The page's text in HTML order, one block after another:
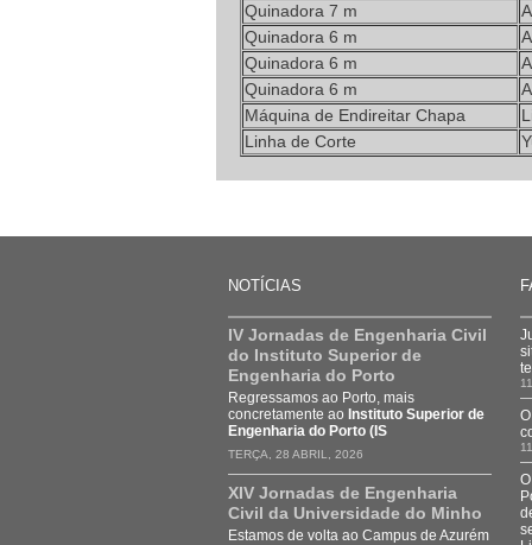
Quinadora 7 m
Quinadora 6 m
Quinadora 6 m
Quinadora 6 m
Máquina de Endireitar Chapa
Linha de Corte
NOTÍCIAS
IV Jornadas de Engenharia Civil
do Instituto Superior de
Engenharia do Porto
Regressamos ao Porto, mais
concretamente ao Instituto Superior de
Engenharia do Porto (IS
TERÇA, 28 ABRIL, 2026
XIV Jornadas de Engenharia
Civil da Universidade do Minho
Estamos de volta ao Campus de Azurém